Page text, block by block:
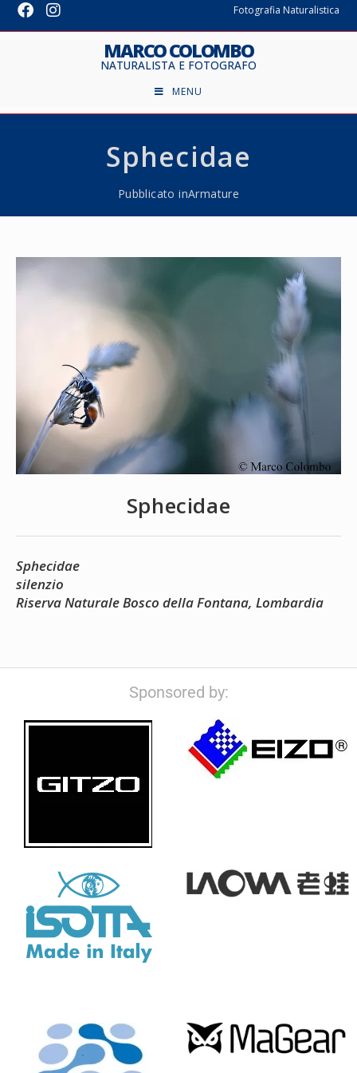
Fotografia Naturalistica
MARCO COLOMBO
NATURALISTA E FOTOGRAFO
MENU
Sphecidae
Pubblicato inArmature
Sphecidae
Sphecidae
silenzio
Riserva Naturale Bosco della Fontana, Lombardia
Sponsored by: